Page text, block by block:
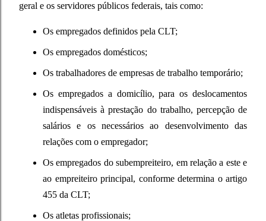
geral e os servidores públicos federais, tais como:
Os empregados definidos pela CLT;
Os empregados domésticos;
Os trabalhadores de empresas de trabalho temporário;
Os empregados a domicílio, para os deslocamentos
indispensáveis à prestação do trabalho, percepção de
salários e os necessários ao desenvolvimento das
relações com o empregador;
Os empregados do subempreiteiro, em relação a este e
ao empreiteiro principal, conforme determina o artigo
455 da CLT;
Os atletas profissionais;